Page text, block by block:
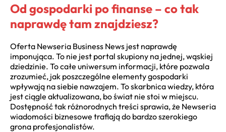
Od gospodarki po finanse – co tak
naprawdę tam znajdziesz?
Oferta Newseria Business News jest naprawdę
imponująca. To nie jest portal skupiony na jednej, wąskiej
dziedzinie. To całe uniwersum informacji, które pozwala
zrozumieć, jak poszczególne elementy gospodarki
wpływają na siebie nawzajem. To skarbnica wiedzy, która
jest ciągle aktualizowana, bo świat nie stoi w miejscu.
Dostępność tak różnorodnych treści sprawia, że Newseria
wiadomości biznesowe trafiają do bardzo szerokiego
grona profesjonalistów.